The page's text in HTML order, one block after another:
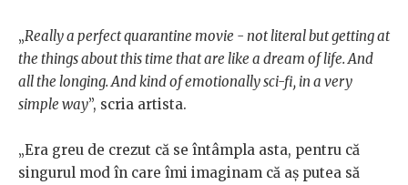
„Really a perfect quarantine movie - not literal but getting at
the things about this time that are like a dream of life. And
all the longing. And kind of emotionally sci-fi, in a very
simple way”, scria artista.
„Era greu de crezut că se întâmpla asta, pentru că
singurul mod în care îmi imaginam că aș putea să